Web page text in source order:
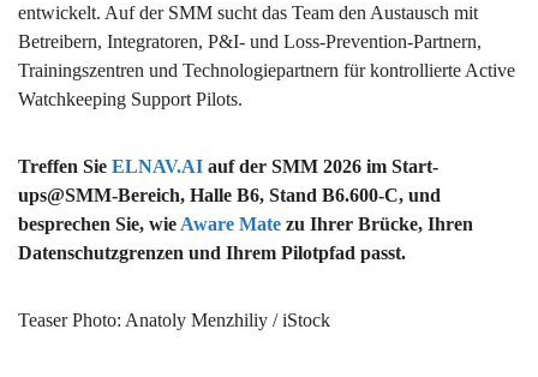
entwickelt. Auf der SMM sucht das Team den Austausch mit
Betreibern, Integratoren, P&I- und Loss-Prevention-Partnern,
Trainingszentren und Technologiepartnern für kontrollierte Active
Watchkeeping Support Pilots.
Treffen Sie ELNAV.AI auf der SMM 2026 im Start-
ups@SMM-Bereich, Halle B6, Stand B6.600-C, und
besprechen Sie, wieAware Mate zu Ihrer Brücke, Ihren
Datenschutzgrenzen und Ihrem Pilotpfad passt.
Teaser Photo: Anatoly Menzhiliy / iStock